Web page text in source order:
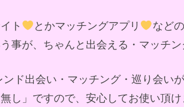
ト とかマッチングアプリ など
事が、ちゃんと出会える・マッチ
ド出会い・マッチング・巡り会い
し」ですので、安心してお使い頂け